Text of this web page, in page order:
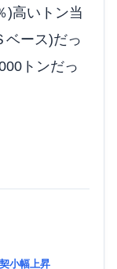
)高いトン当
ベース)だっ
トンだっ
小幅上昇